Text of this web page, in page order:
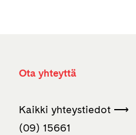
Ota yhteyttä
Kaikki yhteystiedot ⟶
(09) 15661